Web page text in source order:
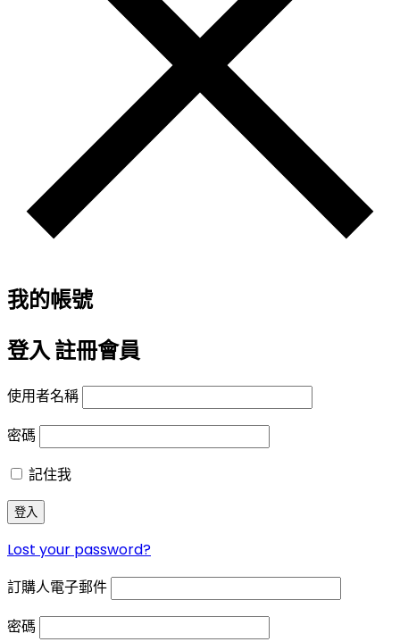
我的帳號
登入註冊會員
使用者名稱
密碼
記住我
登入
Lost your password?
訂購人電子郵件
密碼